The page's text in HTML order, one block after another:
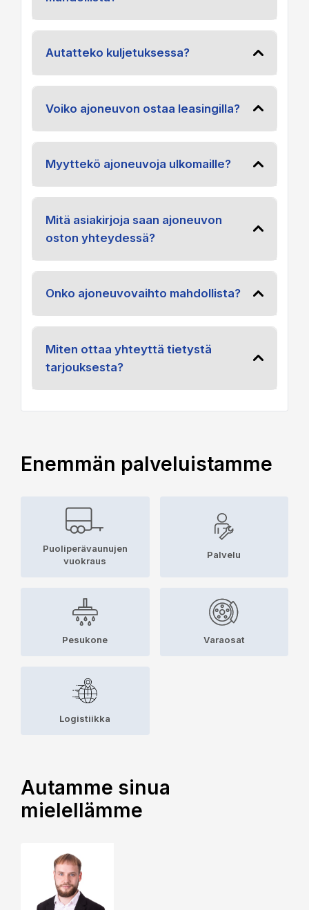
Autatteko kuljetuksessa?
Voiko ajoneuvon ostaa leasingilla?
Myyttekö ajoneuvoja ulkomaille?
Mitä asiakirjoja saan ajoneuvon
oston yhteydessä?
Onko ajoneuvovaihto mahdollista?
Miten ottaa yhteyttä tietystä
tarjouksesta?
Enemmän palveluistamme
Puoliperävaunujen
vuokraus
Palvelu
Pesukone Varaosat
Logistiikka
Autamme sinua
mielellämme